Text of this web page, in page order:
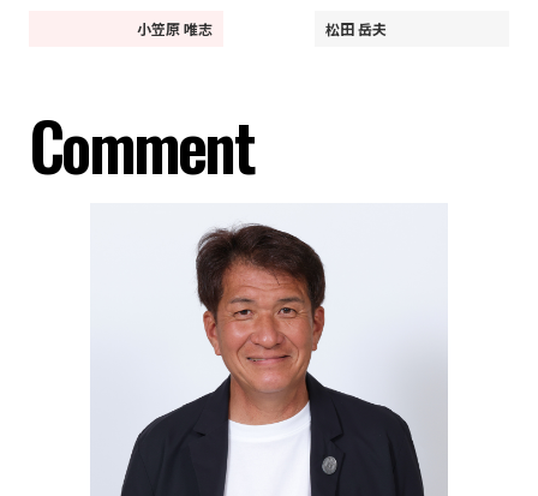
小笠原 唯志 松田 岳夫
Comment